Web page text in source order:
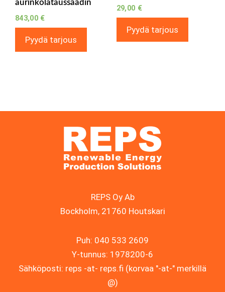
aurinkolataussäädin
843,00 €
Pyydä tarjous
29,00 €
Pyydä tarjous
REPS Oy Ab
Bockholm, 21760 Houtskari
Puh: 040 533 2609
Y-tunnus: 1978200-6
Sähköposti: reps -at- reps.fi (korvaa "-at-" merkillä
@)